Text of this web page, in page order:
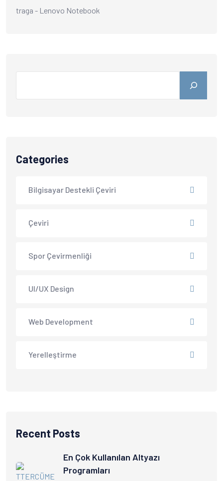
traga - Lenovo Notebook
Categories
Bilgisayar Destekli Çeviri
Çeviri
Spor Çevirmenliği
UI/UX Design
Web Development
Yerelleştirme
Recent Posts
En Çok Kullanılan Altyazı
Programları